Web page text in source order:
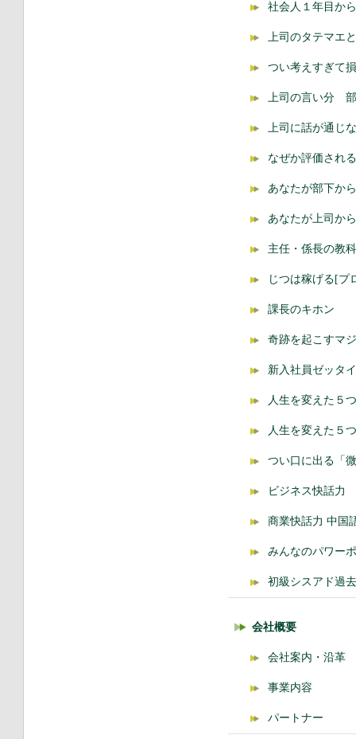
社会人１年目か
上司のタテマエ
つい考えすぎて
上司の言い分
上司に話が通じ
なぜか評価され
あなたが部下か
あなたが上司か
主任・係長の教
じつは稼げる[プ
課長のキホン
奇跡を起こすマ
新入社員ゼッタ
人生を変えた５
人生を変えた５
つい口に出る「
ビジネス快話力
商業快話力 中国
みんなのパワー
初級シスアド過
会社概要
会社案内・沿革
事業内容
パートナー